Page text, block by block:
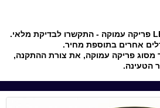
אחרים בתוספת מחיר.
מסוג פריקה עמוקה, את צורת ההתקנה,
הטעינה.